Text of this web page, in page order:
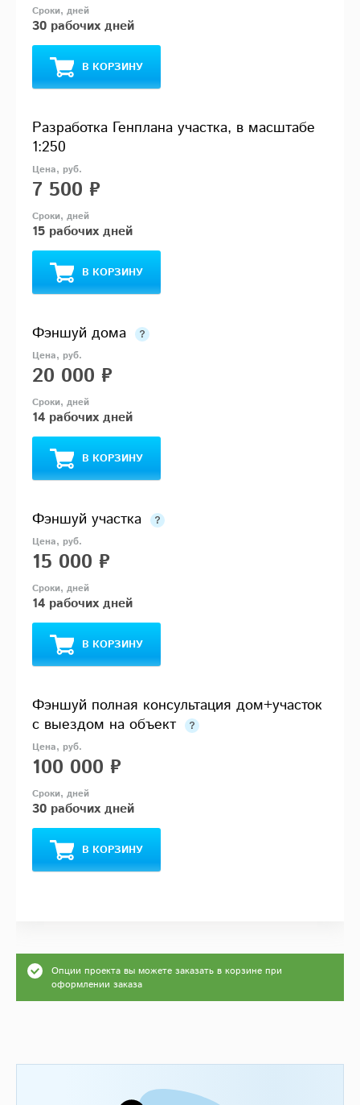
30 рабочих дней
В КОРЗИНУ
Разработка Генплана участка, в масштабе
1:250
7 500 ₽
15 рабочих дней
В КОРЗИНУ
Фэншуй дома
20 000 ₽
14 рабочих дней
В КОРЗИНУ
Фэншуй участка
15 000 ₽
14 рабочих дней
В КОРЗИНУ
Фэншуй полная консультация дом+участок
с выездом на объект
100 000 ₽
30 рабочих дней
В КОРЗИНУ
Опции проекта вы можете заказать в корзине при
оформлении заказа